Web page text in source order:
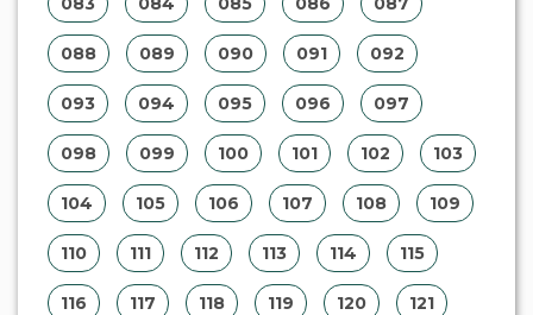
088 089 090 091 092
093 094 095 096 097
098 099 100 101 102 103
104 105 106 107 108 109
110 111 112 113 114 115
116 117 118 119 120 121